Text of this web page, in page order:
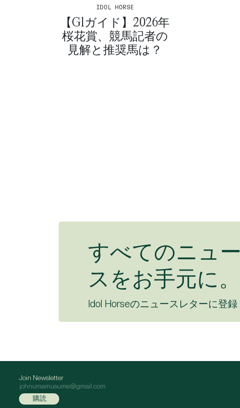
IDOL HORSE
【G1ガイド】2026年
桜花賞、競馬記者の
見解と推奨馬は？
すべてのニュー
スをお手元に。
Idol Horseのニュースレターに登録
Join Newsletter